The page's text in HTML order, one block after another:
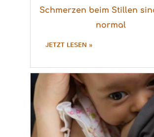
Schmerzen beim Stillen
normal
JETZT LESEN »